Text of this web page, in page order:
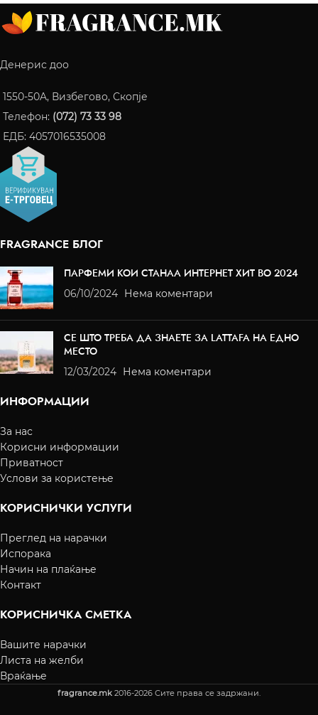
Денерис доо
1550-50A, Визбегово, Скопје
Телефон: (072) 73 33 98
ЕДБ: 4057016535008
FRAGRANCE БЛОГ
ПАРФЕМИ КОИ СТАНАА ИНТЕРНЕТ ХИТ ВО 2024
06/10/2024 Нема коментари
СЕ ШТО ТРЕБА ДА ЗНАЕТЕ ЗА LATTAFA НА ЕДНО
МЕСТО
12/03/2024 Нема коментари
ИНФОРМАЦИИ
За нас
Корисни информации
Приватност
Услови за користење
КОРИСНИЧКИ УСЛУГИ
Преглед на нарачки
Испорака
Начин на плаќање
Контакт
КОРИСНИЧКА СМЕТКА
Вашите нарачки
Листа на желби
Враќање
fragrance.mk 2016-2026 Сите права се задржани.